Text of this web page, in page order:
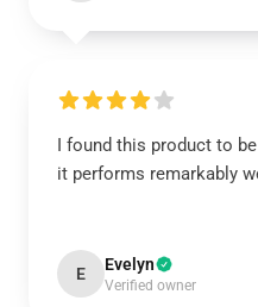
I found this product to
it performs remarkably
E Evelyn
Verified owner